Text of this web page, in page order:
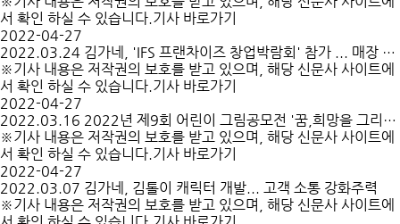
서 확인 하실 수 있습니다.기사 바로가기
2022-04-27
2022.03.24 김가네, 'IFS 프랜차이즈 창업박람회' 참가 ... 매장 체험 VR 마련
※기사 내용은 저작권의 보호를 받고 있으며, 해당 신문사 사이트에
서 확인 하실 수 있습니다.기사 바로가기
2022-04-27
2022.03.16 2022년 제9회 어린이 그림공모전 '꿈,희망을 그리다' 진행
※기사 내용은 저작권의 보호를 받고 있으며, 해당 신문사 사이트에
서 확인 하실 수 있습니다.기사 바로가기
2022-04-27
2022.03.07 김가네, 김톨이 캐릭터 개발... 고객 소통 강화주력
※기사 내용은 저작권의 보호를 받고 있으며, 해당 신문사 사이트에